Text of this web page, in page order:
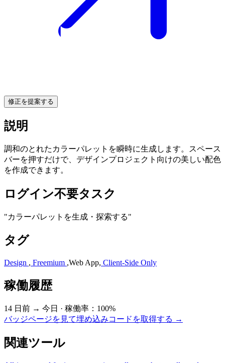
修正を提案する
説明
調和のとれたカラーパレットを瞬時に生成します。スペース
バーを押すだけで、デザインプロジェクト向けの美しい配色
を作成できます。
ログイン不要タスク
"カラーパレットを生成・探索する"
タグ
Design , Freemium ,Web App, Client-Side Only
稼働履歴
14 日前 → 今日 · 稼働率：100%
バッジページを見て埋め込みコードを取得する →
関連ツール